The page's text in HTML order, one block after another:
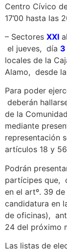
Centro Cívico
17’00 hasta las
– Sectores XXI al
el jueves, día
locales de la
Alamo, desde
Para poder
deberán
de la
mediante
representación
artículos 18 y
Podrán
partícipes que,
en el artº. 39
candidatura en
de oficinas),
24 del próximo
Las listas de